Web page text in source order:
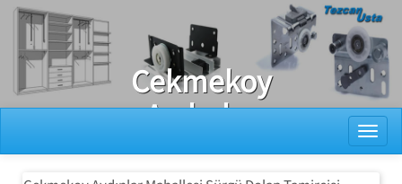
Ray Dolap Tamiri
Cekmekoy
Aydınlar
Mahallesi